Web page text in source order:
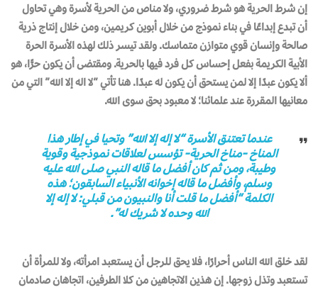
إن شرط الحرية هو شرط ضروري، ولا مناص من الحرية لأسرة وهي تحاول
أن تبدع إبداعًا في بناء نموذج من خلال أبوين كريمين، ومن خلال إنتاج ذرية
صالحة وإنسان قوي متوازن متماسك. ولقد تيسر ذلك لهذه الأسرة الحرة
الأبية الكريمة بفعل إحساس كل فرد فيها بالحرية. ومقتضى أن يكون حرًّا، هو
ألا يكون عبدًا إلا لمن يستحق أن يكون له عبدًا. هنا تأتي “لا اله إلا الله” التي من
معانيها المقررة عند علمائنا؛ لا معبود بحق سوى الله.
عندما تعتنق الأسرة “لا إله إلا الله” وتحيا في إطار هذا
المناخ -مناخ الحرية- تؤسس لعلاقات نموذجية وقوية
وطيبة، ومن ثم كان أفضل ما قاله النبي صلى الله عليه
وسلم، وأفضل ما قاله إخوانه الأنبياء السابقون؛ هذه
الكلمة “أفضل ما قلت أنا والنبيون من قبلي: لا إله إلا
الله وحده لا شريك له”.
لقد خلق الله الناس أحرارًا، فلا يحق للرجل أن يستعبد امرأته، ولا للمرأة أن
تستعبد وتذل زوجها. إن هذين الاتجاهين من كلا الطرفين، اتجاهان صادمان